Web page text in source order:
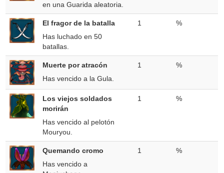
en una Guarida aleatoria.
El fragor de la batalla
Has luchado en 50
batallas.
1 %
Muerte por atracón
Has vencido a la Gula.
1 %
Los viejos soldados
morirán
Has vencido al pelotón
Mouryou.
1 %
Quemando cromo
Has vencido a
1 %